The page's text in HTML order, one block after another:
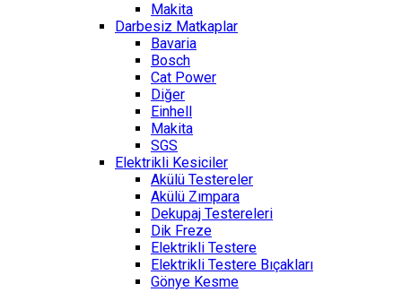
Makita
Darbesiz Matkaplar
Bavaria
Bosch
Cat Power
Diğer
Einhell
Makita
SGS
Elektrikli Kesiciler
Akülü Testereler
Akülü Zımpara
Dekupaj Testereleri
Dik Freze
Elektrikli Testere
Elektrikli Testere Bıçakları
Gönye Kesme